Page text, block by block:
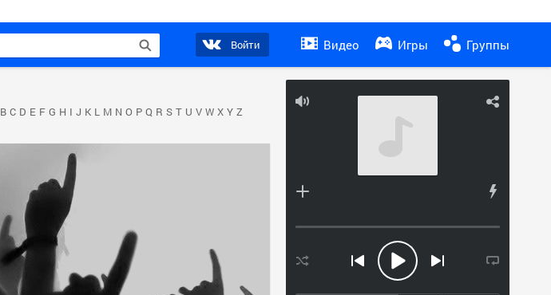
Войти Видео Игры Группы
B C D E F G H I J K L M N O P Q R S T U V W X Y Z